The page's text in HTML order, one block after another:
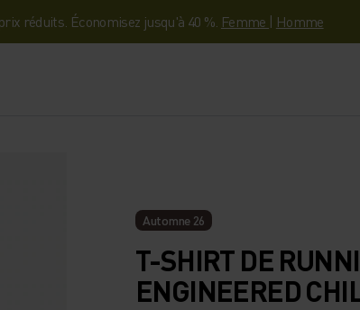
réduits. Économisez jusqu'à 40 %. Femme | Homme
Automne 26
T-SHIRT DE
ENGINEERED